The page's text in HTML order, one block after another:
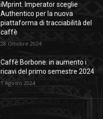
iMprint. Imperator sceglie
Authentico per la nuova
piattaforma di tracciabilità del
caffè
28 Ottobre 2024
Caffè Borbone: in aumento i
ricavi del primo semestre 2024
1 Agosto 2024